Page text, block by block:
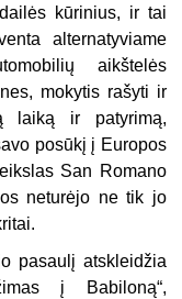
kūrinius, ir tai
alternatyviame
aikštelės
mokytis rašyti ir
laiką ir patyrimą,
posūkį į Europos
San Romano
neturėjo ne tik jo
pasaulį atskleidžia
į Babiloną“,